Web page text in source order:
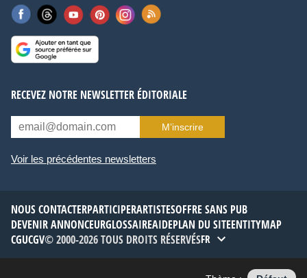
RECEVEZ NOTRE NEWSLETTER ÉDITORIALE
M’inscrire
Voir les précédentes newsletters
NOUS CONTACTERPARTICIPERARTISTESOFFRE SANS PUB
DEVENIR ANNONCEURGLOSSAIREAIDEPLAN DU SITEENTITYMAP
CGUCGV© 2000-2026 TOUS DROITS RÉSERVÉSFR